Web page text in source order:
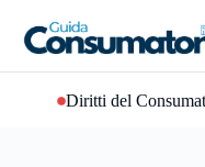
contenuto
Diritti del